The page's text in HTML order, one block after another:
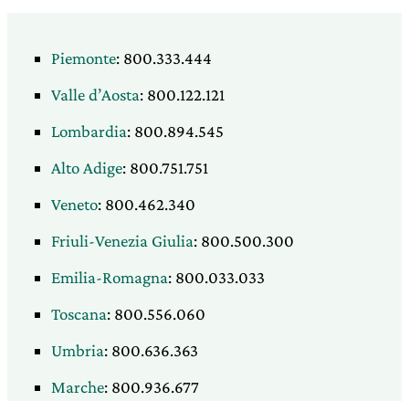
Piemonte: 800.333.444
Valle d’Aosta: 800.122.121
Lombardia: 800.894.545
Alto Adige: 800.751.751
Veneto: 800.462.340
Friuli-Venezia Giulia: 800.500.300
Emilia-Romagna: 800.033.033
Toscana: 800.556.060
Umbria: 800.636.363
Marche: 800.936.677